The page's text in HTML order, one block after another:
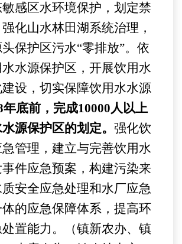
感区水环境保护，划定禁
强化山水林田湖系统治理，
保护区污水“零排放”。依
水源保护区， 开展饮用水
设，切实保障饮用水水源
年底前，完成10000人以上
源保护区的划定。 强化饮
管理，建立与完善饮用水
件应急预案， 构建污染来
安全应急处理和水厂应急
的应急保障体系，提高环
置能力。
（镇新农办、镇